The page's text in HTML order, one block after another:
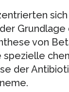
von
der